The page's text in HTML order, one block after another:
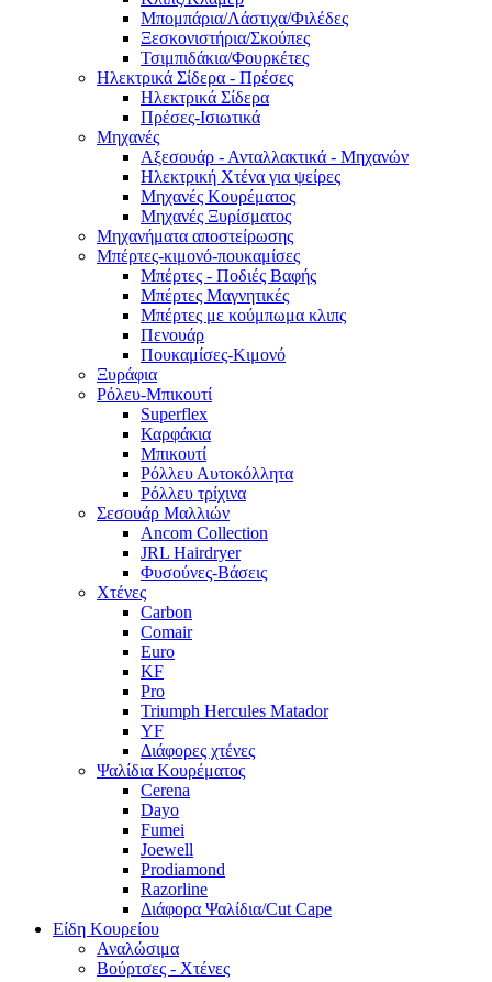
Μπομπάρια/Λάστιχα/Φιλέδες
Ξεσκονιστήρια/Σκούπες
Τσιμπιδάκια/Φουρκέτες
Ηλεκτρικά Σίδερα - Πρέσες
Ηλεκτρικά Σίδερα
Πρέσες-Ισιωτικά
Μηχανές
Αξεσουάρ - Ανταλλακτικά - Μηχανών
Ηλεκτρική Χτένα για ψείρες
Μηχανές Κουρέματος
Μηχανές Ξυρίσματος
Μηχανήματα αποστείρωσης
Μπέρτες-κιμονό-πουκαμίσες
Μπέρτες - Ποδιές Βαφής
Μπέρτες Μαγνητικές
Μπέρτες με κούμπωμα κλιπς
Πενουάρ
Πουκαμίσες-Κιμονό
Ξυράφια
Ρόλευ-Μπικουτί
Superflex
Καρφάκια
Μπικουτί
Ρόλλευ Αυτοκόλλητα
Ρόλλευ τρίχινα
Σεσουάρ Μαλλιών
Ancom Collection
JRL Hairdryer
Φυσούνες-Βάσεις
Χτένες
Carbon
Comair
Euro
KF
Pro
Triumph Hercules Matador
YF
Διάφορες χτένες
Ψαλίδια Κουρέματος
Cerena
Dayo
Fumei
Joewell
Prodiamond
Razorline
Διάφορα Ψαλίδια/Cut Cape
Είδη Κουρείου
Αναλώσιμα
Βούρτσες - Χτένες